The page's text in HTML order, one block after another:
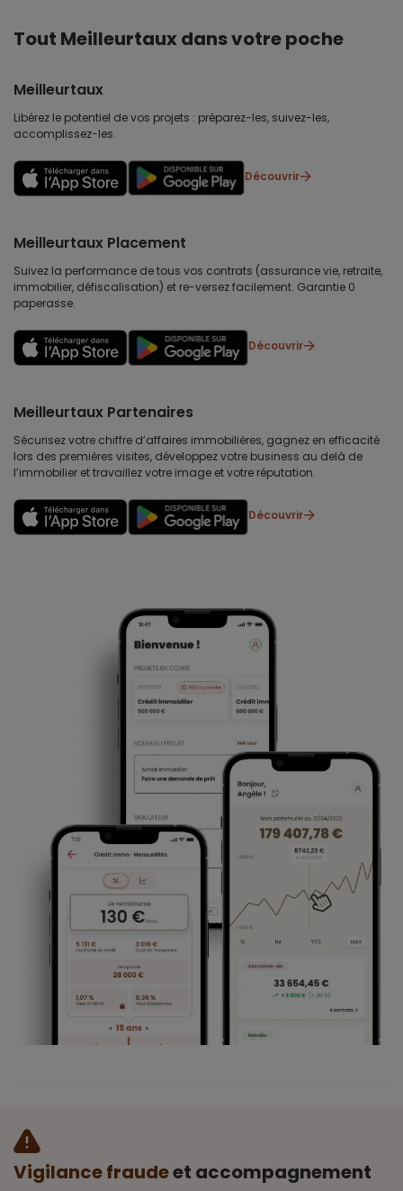
Tout Meilleurtaux dans votre poche
Meilleurtaux
Libérez le potentiel de vos projets : préparez-les, suivez-les,
accomplissez-les.
Découvrir
Meilleurtaux Placement
Suivez la performance de tous vos contrats (assurance vie, retraite,
immobilier, défiscalisation) et re-versez facilement. Garantie 0
paperasse.
Découvrir
Meilleurtaux Partenaires
Sécurisez votre chiffre d’affaires immobilières, gagnez en efficacité
lors des premières visites, développez votre business au delà de
l’immobilier et travaillez votre image et votre réputation.
Découvrir
Vigilance fraudeet accompagnement